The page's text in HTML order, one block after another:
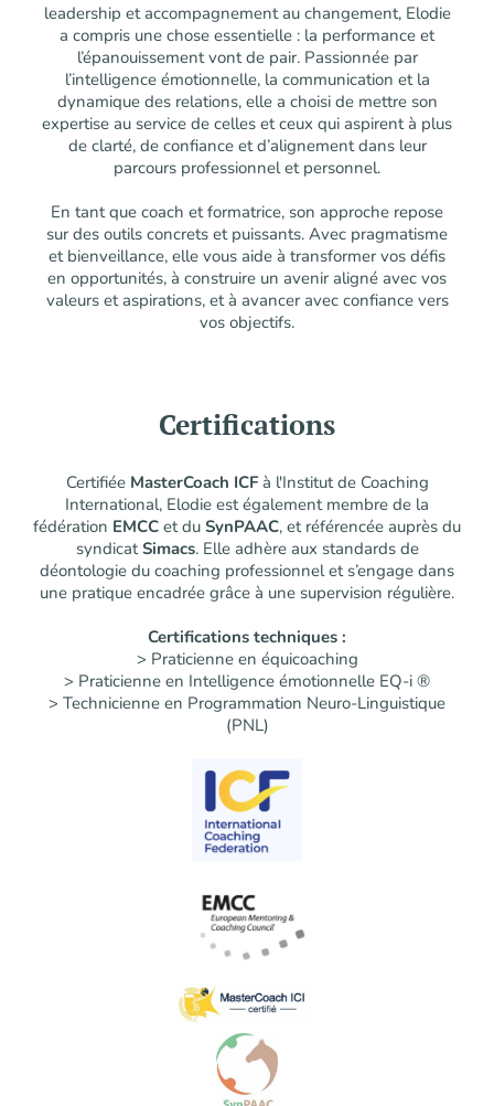
leadership et accompagnement au changement, Elodie
a compris une chose essentielle : la performance et
l’épanouissement vont de pair. Passionnée par
l’intelligence émotionnelle, la communication et la
dynamique des relations, elle a choisi de mettre son
expertise au service de celles et ceux qui aspirent à plus
de clarté, de confiance et d’alignement dans leur
parcours professionnel et personnel.
En tant que coach et formatrice, son approche repose
sur des outils concrets et puissants. Avec pragmatisme
et bienveillance, elle vous aide à transformer vos défis
en opportunités, à construire un avenir aligné avec vos
valeurs et aspirations, et à avancer avec confiance vers
vos objectifs.
Certifications
Certifiée MasterCoach ICFà l'Institut de Coaching
International, Elodie est également membre de la
fédération EMCC et du SynPAAC, et référencée auprès du
syndicatSimacs. Elle adhère aux standards de
déontologie du coaching professionnel et s’engage dans
une pratique encadrée grâce à une supervision régulière.
Certifications techniques :
> Praticienne en équicoaching
> Praticienne en Intelligence émotionnelle EQ-i ®
> Technicienne en Programmation Neuro-Linguistique
(PNL)